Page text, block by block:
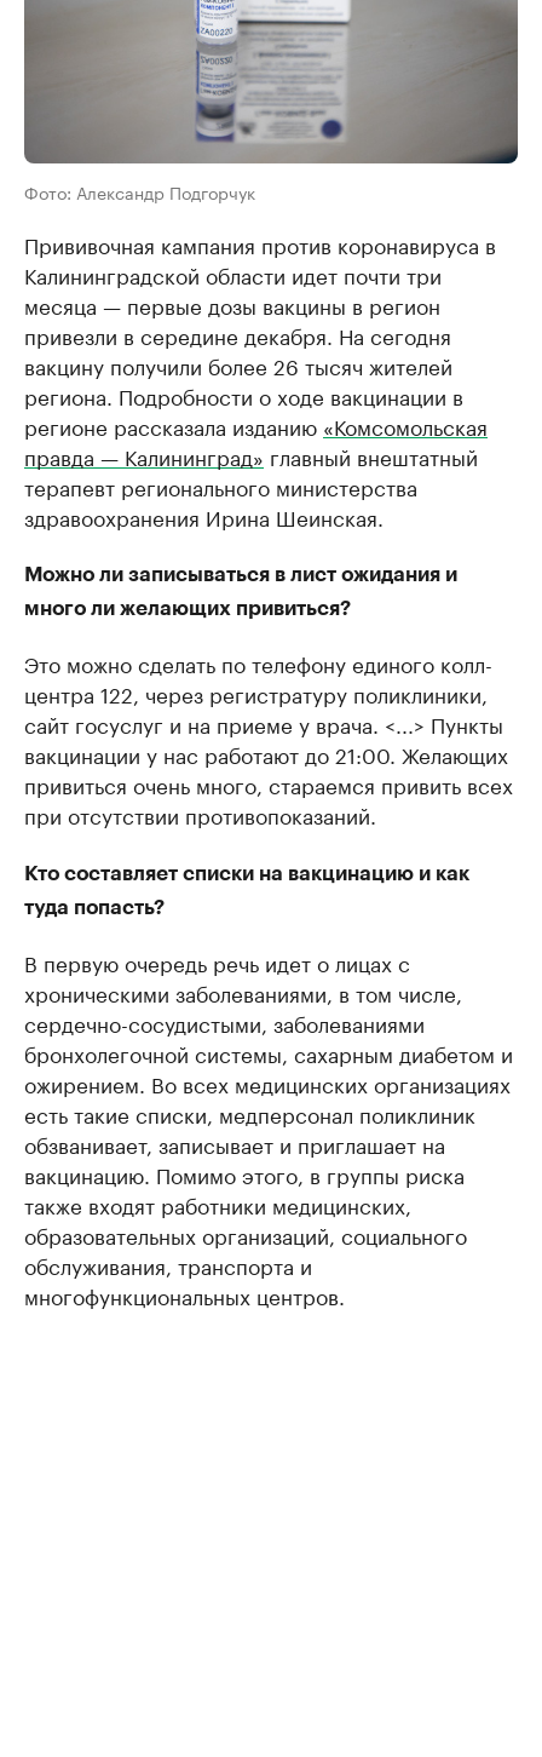
Фото: Александр Подгорчук
Прививочная кампания против коронавируса в
Калининградской области идет почти три
месяца — первые дозы вакцины в регион
привезли в середине декабря. На сегодня
вакцину получили более 26 тысяч жителей
региона. Подробности о ходе вакцинации в
регионе рассказала изданию «Комсомольская
правда — Калининград» главный внештатный
терапевт регионального министерства
здравоохранения Ирина Шеинская.
Можно ли записываться в лист ожидания и
много ли желающих привиться?
Это можно сделать по телефону единого колл-
центра 122, через регистратуру поликлиники,
сайт госуслуг и на приеме у врача. <...> Пункты
вакцинации у нас работают до 21:00. Желающих
привиться очень много, стараемся привить всех
при отсутствии противопоказаний.
Кто составляет списки на вакцинацию и как
туда попасть?
В первую очередь речь идет о лицах с
хроническими заболеваниями, в том числе,
сердечно-сосудистыми, заболеваниями
бронхолегочной системы, сахарным диабетом и
ожирением. Во всех медицинских организациях
есть такие списки, медперсонал поликлиник
обзванивает, записывает и приглашает на
вакцинацию. Помимо этого, в группы риска
также входят работники медицинских,
образовательных организаций, социального
обслуживания, транспорта и
многофункциональных центров.